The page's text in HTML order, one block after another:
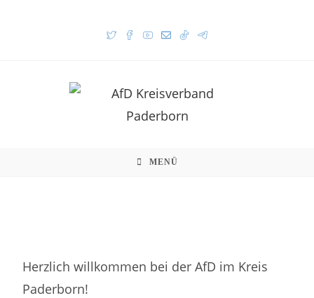
MENÜ
Herzlich willkommen bei der AfD im Kreis
Paderborn!